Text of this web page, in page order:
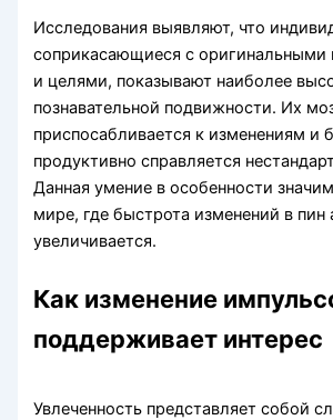
Исследования выявляют, что
соприкасающиеся с оригинальными
и целями, показывают наиболее
познавательной подвижности. Их
приспосабливается к изменениям и
продуктивно справляется
Данная умение в особенности
мире, где быстрота изменений в пин
увеличивается.
Как изменение
поддерживает интерес
Увлеченность представляет собой